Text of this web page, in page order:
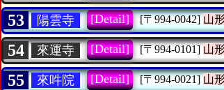
53 陽雲寺 [Detail] [〒994-0042] 山
54 來運寺 [Detail] [〒994-0101] 山
55 來吽院 [Detail] [〒994-0021] 山